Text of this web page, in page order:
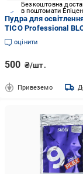
Безкоштовна
в поштомати
Пудра для
TICO Professional
(1811636930)
оцінити
500 ₴/шт.
Привеземо